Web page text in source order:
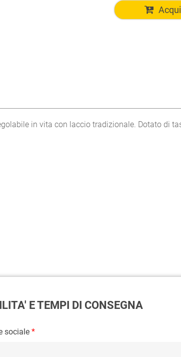
in vita con laccio tradizionale. Dotato di
E TEMPI DI CONSEGNA
sociale *